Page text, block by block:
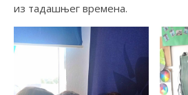
из тадашњег времена.